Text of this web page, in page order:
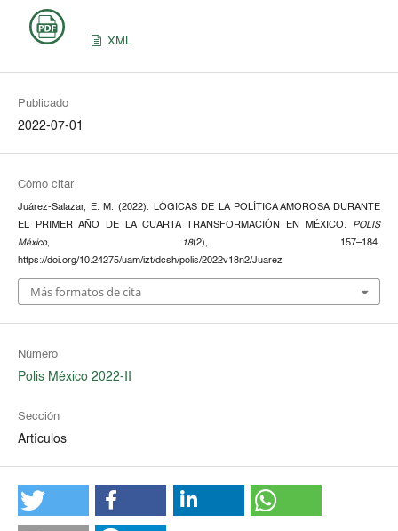
XML
Publicado
2022-07-01
Cómo citar
Juárez-Salazar, E. M. (2022). LÓGICAS DE LA POLÍTICA AMOROSA DURANTE
EL PRIMER AÑO DE LA CUARTA TRANSFORMACIÓN EN MÉXICO. POLIS
México, 18(2), 157–184.
https://doi.org/10.24275/uam/izt/dcsh/polis/2022v18n2/Juarez
Más formatos de cita
Número
Polis México 2022-II
Sección
Artículos